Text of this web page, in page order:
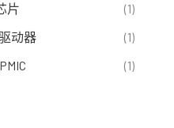
片
(1)
动器
(1)
(1)